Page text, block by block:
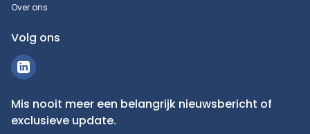
Over ons
Volg ons
Mis nooit meer een belangrijk nieuwsbericht of
exclusieve update.